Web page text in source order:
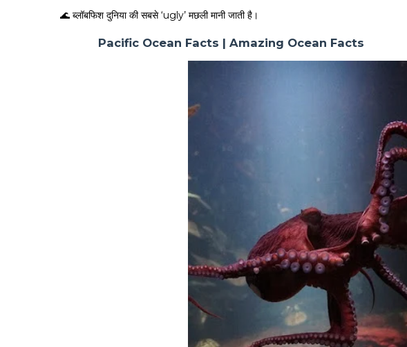
🌊 ब्लॉबफिश दुनिया की सबसे ‘ugly’ मछली मानी जाती है।
Pacific Ocean Facts | Amazing Ocean Facts